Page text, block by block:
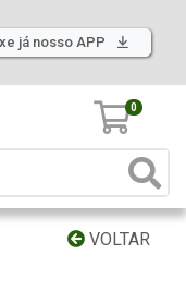
já nosso APP
0
VOLTAR